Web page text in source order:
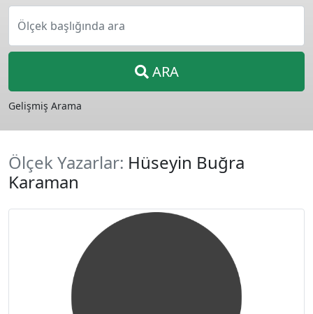
Ölçek başlığında ara
ARA
Gelişmiş Arama
Ölçek Yazarlar: Hüseyin Buğra
Karaman